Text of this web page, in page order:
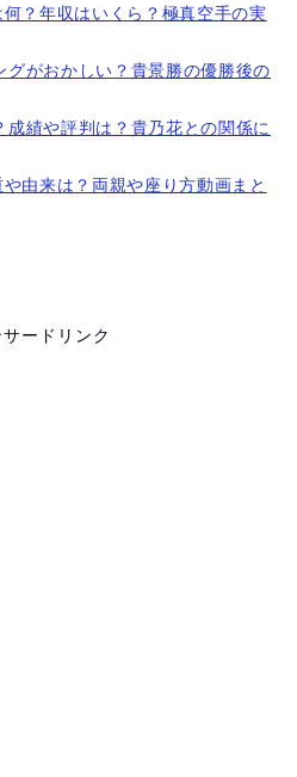
？年収はいくら？極真空手の実
グがおかしい？貴景勝の優勝後の
績や評判は？貴乃花との関係に
由来は？両親や座り方動画まと
ードリンク